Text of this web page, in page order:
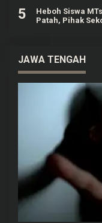
5
Heboh Siswa
Patah, Pihak
JAWA TENGAH